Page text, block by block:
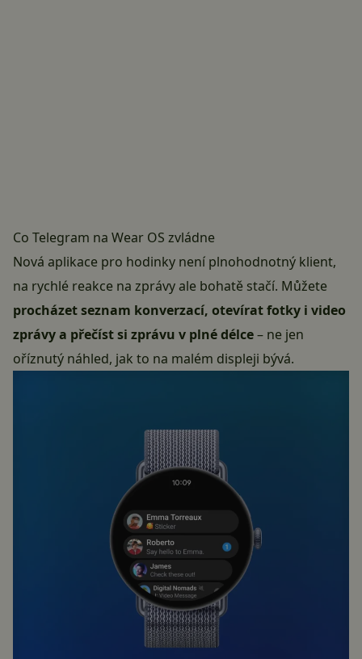
Co Telegram na Wear OS zvládne
Nová aplikace pro hodinky není plnohodnotný klient,
na rychlé reakce na zprávy ale bohatě stačí. Můžete
procházet seznam konverzací, otevírat fotky i video
zprávy a přečíst si zprávu v plné délce– ne jen
oříznutý náhled, jak to na malém displeji bývá.